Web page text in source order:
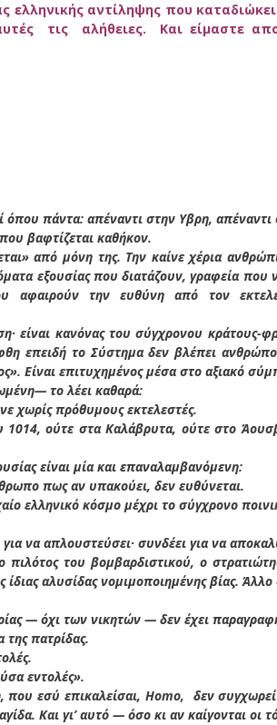
ελληνικής αντίληψης που καταδιώκει
τις αλήθειες. Και είμαστε
όπου πάντα: απέναντι στην Υβρη,
βαφτίζεται καθήκον.
από μόνη της. Την καίνε χέρια
εξουσίας που διατάζουν, γραφεία που
αφαιρούν την ευθύνη από τον
είναι κανόνας του σύγχρονου
επειδή το Σύστημα δεν βλέπει
Είναι επιτυχημένος μέσα στο αξιακό
το λέει καθαρά:
χωρίς πρόθυμους εκτελεστές.
1014, ούτε στα Καλάβρυτα, ούτε στο
είναι μία και επαναλαμβανόμενη:
πως αν υπακούει, δεν ευθύνεται.
ελληνικό κόσμο μέχρι το σύγχρονο
για να απλουστεύσει· συνδέει για να
πιλότος του βομβαρδιστικού, ο
ίδιας αλυσίδας νομιμοποιημένης βίας.
— όχι των νικητών — δεν έχει
πατρίδας.
εντολές».
που εσύ επικαλείσαι, Homo, δεν
Και γι’ αυτό — όσο κι αν καίγονται οι